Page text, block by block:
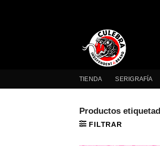
TIENDA SERIGRAFÍA
Productos
FILTRAR